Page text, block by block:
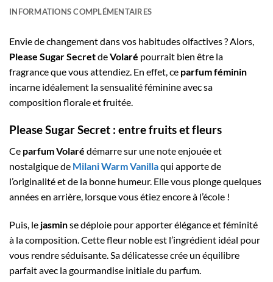
INFORMATIONS COMPLÉMENTAIRES
Envie de changement dans vos habitudes olfactives ? Alors,
Please Sugar SecretdeVolaré pourrait bien être la
fragrance que vous attendiez. En effet, ce parfum féminin
incarne idéalement la sensualité féminine avec sa
composition florale et fruitée.
Please Sugar Secret : entre fruits et fleurs
Ce parfum Volaré démarre sur une note enjouée et
nostalgique de Milani Warm Vanillaqui apporte de
l’originalité et de la bonne humeur. Elle vous plonge quelques
années en arrière, lorsque vous étiez encore à l’école !
Puis, le jasminse déploie pour apporter élégance et féminité
à la composition. Cette fleur noble est l’ingrédient idéal pour
vous rendre séduisante. Sa délicatesse crée un équilibre
parfait avec la gourmandise initiale du parfum.